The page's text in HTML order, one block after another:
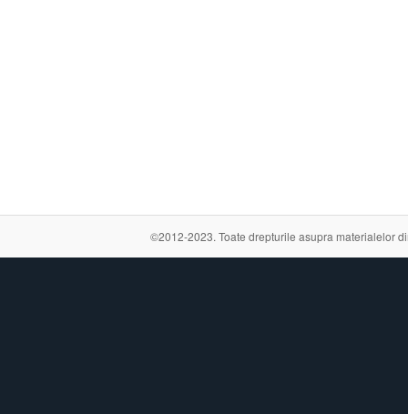
©2012-2023. Toate drepturile asupra materialelor